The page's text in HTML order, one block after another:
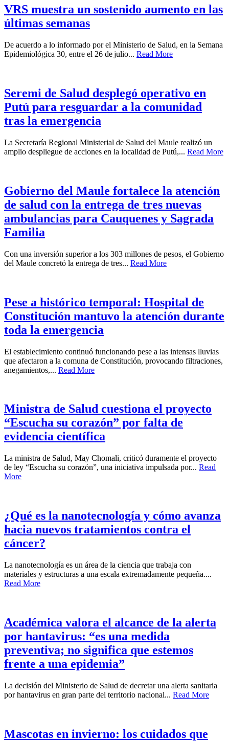
VRS muestra un sostenido aumento en las
últimas semanas
De acuerdo a lo informado por el Ministerio de Salud, en la Semana
Epidemiológica 30, entre el 26 de julio... Read More
Seremi de Salud desplegó operativo en
Putú para resguardar a la comunidad
tras la emergencia
La Secretaría Regional Ministerial de Salud del Maule realizó un
amplio despliegue de acciones en la localidad de Putú,... Read More
Gobierno del Maule fortalece la atención
de salud con la entrega de tres nuevas
ambulancias para Cauquenes y Sagrada
Familia
Con una inversión superior a los 303 millones de pesos, el Gobierno
del Maule concretó la entrega de tres... Read More
Pese a histórico temporal: Hospital de
Constitución mantuvo la atención durante
toda la emergencia
El establecimiento continuó funcionando pese a las intensas lluvias
que afectaron a la comuna de Constitución, provocando filtraciones,
anegamientos,... Read More
Ministra de Salud cuestiona el proyecto
“Escucha su corazón” por falta de
evidencia científica
La ministra de Salud, May Chomali, criticó duramente el proyecto
de ley “Escucha su corazón”, una iniciativa impulsada por... Read
More
¿Qué es la nanotecnología y cómo avanza
hacia nuevos tratamientos contra el
cáncer?
La nanotecnología es un área de la ciencia que trabaja con
materiales y estructuras a una escala extremadamente pequeña....
Read More
Académica valora el alcance de la alerta
por hantavirus: “es una medida
preventiva; no significa que estemos
frente a una epidemia”
La decisión del Ministerio de Salud de decretar una alerta sanitaria
por hantavirus en gran parte del territorio nacional... Read More
Mascotas en invierno: los cuidados que